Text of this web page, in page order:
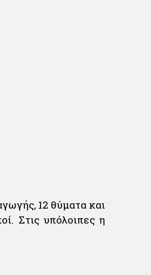
12 θύματα και
Στις υπόλοιπες η